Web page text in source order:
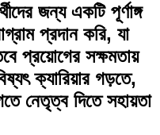
জন্য একটি পূর্ণাঙ্গ
প্রদান করি, যা
প্রয়োগের সক্ষমতায়
ক্যারিয়ার গড়তে,
নেতৃত্ব দিতে সহায়তা